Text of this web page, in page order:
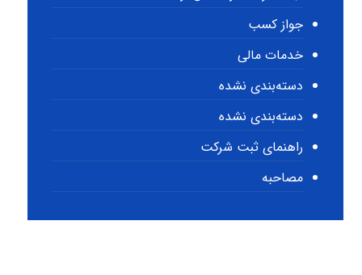
جواز کسب
خدمات مالی
دسته‌بندی نشده
دسته‌بندی نشده
راهنمای ثبت شرکت
مصاحبه